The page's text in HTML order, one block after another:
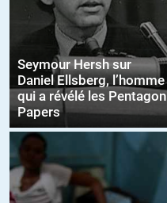
Seymour Hersh sur
Daniel Ellsberg, l’homme
qui a révélé les Pentagon
Papers